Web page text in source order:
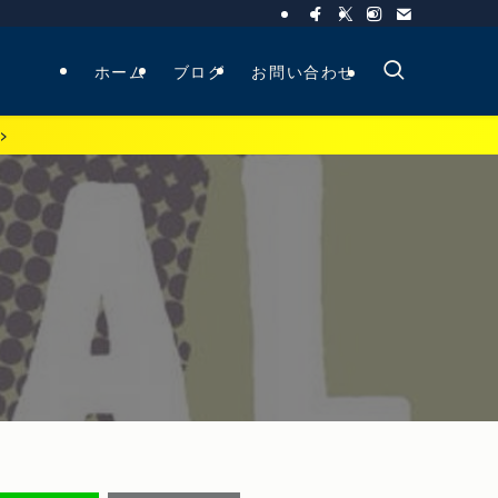
ホーム ブログ お問い合わせ